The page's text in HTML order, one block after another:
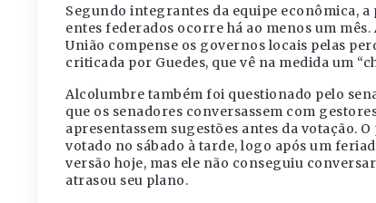
Segundo integrantes da equipe econômica,
entes federados ocorre há ao menos um
União compense os governos locais pelas
criticada por Guedes, que vê na medida um
Alcolumbre também foi questionado pelo
que os senadores conversassem com
apresentassem sugestões antes da votação.
votado no sábado à tarde, logo após um
versão hoje, mas ele não conseguiu
atrasou seu plano.